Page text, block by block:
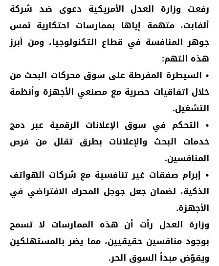
رفعت وزارة العدل الأمريكية دعوى ضد شركة
ألفابت، متهمة إياها بممارسات احتكارية تمس
جوهر المنافسة في قطاع التكنولوجيا، ومن أبرز
هذه التهم:
• السيطرة المفرطة على سوق محركات البحث من
خلال اتفاقيات حصرية مع مصنعي الأجهزة وأنظمة
التشغيل.
• التحكم في سوق الإعلانات الرقمية عبر دمج
خدمات البحث والإعلانات بطرق تقلل من فرص
المنافسين.
• إبرام صفقات غير تنافسية مع شركات الهواتف
الذكية، لضمان جعل جوجل المحرك الافتراضي في
الأجهزة.
وزارة العدل رأت أن هذه الممارسات لا تسمح
بوجود منافسين حقيقيين، مما يضر بالمستهلكين
ويقوّض مبدأ السوق الحر.